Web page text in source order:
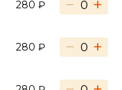
280 ₽ − +
280 ₽ − +